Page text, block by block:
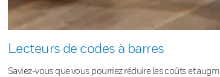
Lecteurs de codes à barres
Saviez-vous que vous pourriez réduire les coûts et